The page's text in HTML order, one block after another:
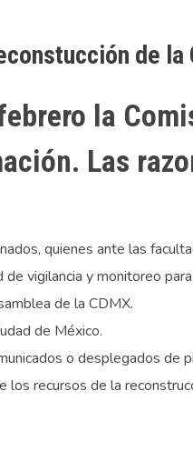
de la
la
Las
quienes ante las
vigilancia y monitoreo
de la CDMX.
de México.
o desplegados de
los recursos de la